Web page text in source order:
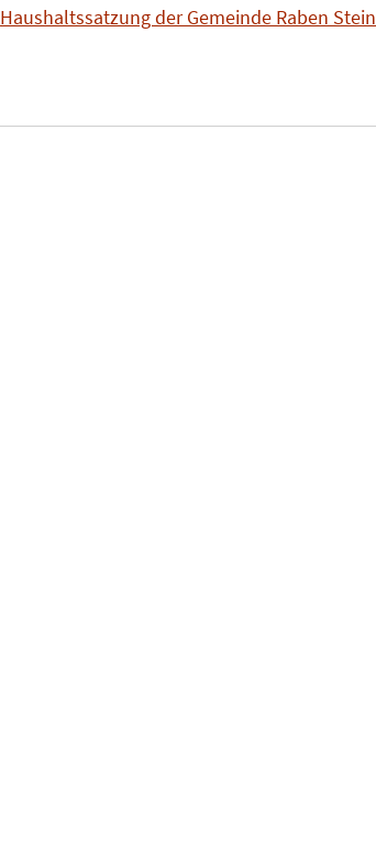
Haushaltssatzung der Gemeinde Raben